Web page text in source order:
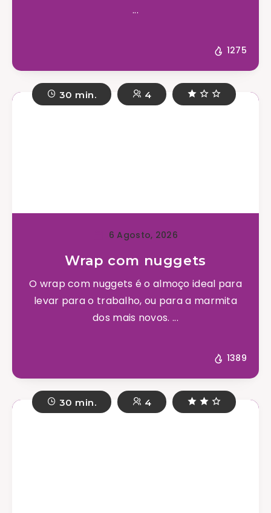
...
1275
30 min. 4
6 Agosto, 2026
Wrap com nuggets
O wrap com nuggets é o almoço ideal para
levar para o trabalho, ou para a marmita
dos mais novos. ...
1389
30 min. 4